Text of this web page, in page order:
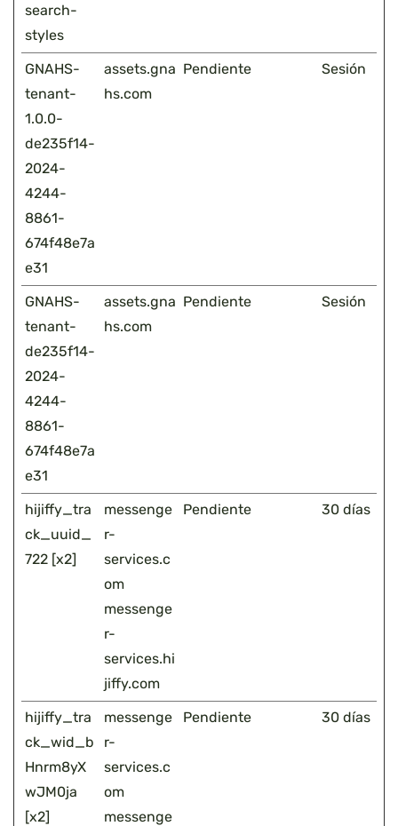
search-
styles
GNAHS-
tenant-
1.0.0-
de235f14-
2024-
4244-
8861-
674f48e7a
e31
assets.gna
hs.com
Pendiente Sesión
GNAHS-
tenant-
de235f14-
2024-
4244-
8861-
674f48e7a
e31
assets.gna
hs.com
Pendiente Sesión
hijiffy_tra
ck_uuid_
722 [x2]
messenge
r-
services.c
om
messenge
r-
services.hi
jiffy.com
Pendiente 30 días
hijiffy_tra
ck_wid_b
Hnrm8yX
wJM0ja
[x2]
messenge
r-
services.c
om
messenge
Pendiente 30 días